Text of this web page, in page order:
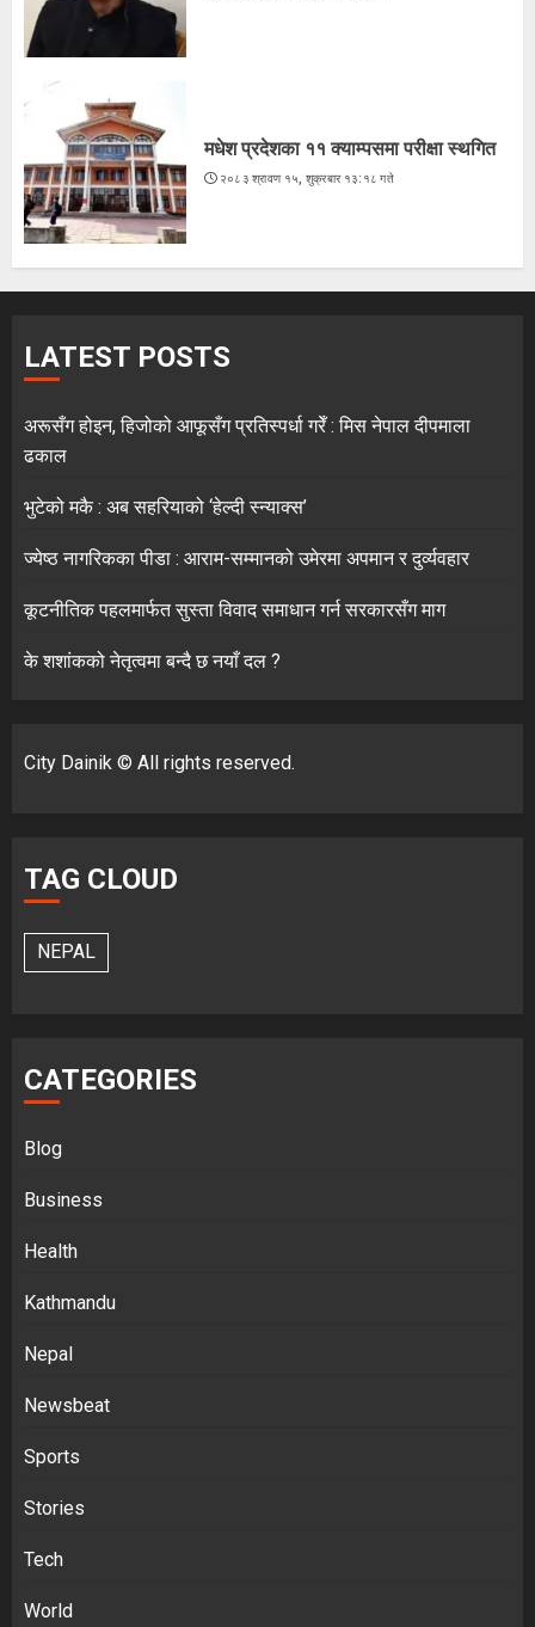
मधेश प्रदेशका ११ क्याम्पसमा परीक्षा स्थगित
२०८३ श्रावण १५, शुक्रबार १३:१८ गते
LATEST POSTS
अरूसँग होइन, हिजोको आफूसँग प्रतिस्पर्धा गरेँ : मिस नेपाल दीपमाला
ढकाल
भुटेको मकै : अब सहरियाको ‘हेल्दी स्न्याक्स’
ज्येष्ठ नागरिकका पीडा : आराम-सम्मानको उमेरमा अपमान र दुर्व्यवहार
कूटनीतिक पहलमार्फत सुस्ता विवाद समाधान गर्न सरकारसँग माग
के शशांकको नेतृत्वमा बन्दै छ नयाँ दल ?
City Dainik © All rights reserved.
TAG CLOUD
NEPAL
CATEGORIES
Blog
Business
Health
Kathmandu
Nepal
Newsbeat
Sports
Stories
Tech
World